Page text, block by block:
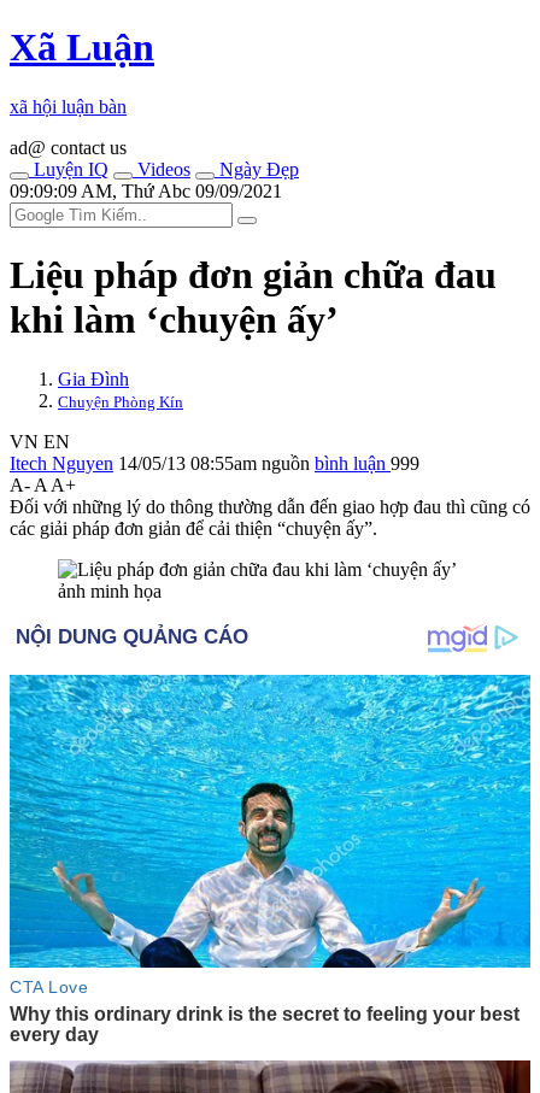
Xã Luận
xã hội luận bàn
ad@ contact us
Luyện IQ
Videos
Ngày Đẹp
09:09:09 AM, Thứ Abc 09/09/2021
Liệu pháp đơn giản chữa đau
khi làm ‘chu‌yện ấ‌y’
Gia Đình
Chuyện Phòng Kín
VN EN
Itech Nguyen 14/05/13 08:55am nguồn bình luận 999
A- A A+
Đối với những lý do thông thường dẫn đến giao hợp đau thì cũng có
các giải pháp đơn giản để cải thiện “chu‌yện ấ‌y”.
ảnh minh họa